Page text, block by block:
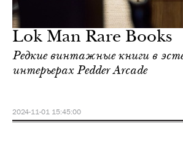
Lok Man Rare Books
Редкие винтажные книги в
интерьерах Pedder Arcade
2024-11-01 15:45:00